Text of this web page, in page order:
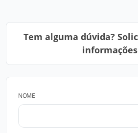
Tem alguma dúvida?
informações
NOME